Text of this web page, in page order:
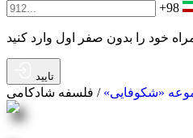
+98
خود را بدون صفر اول وارد کنید
تایید
«شکوفایی» / فلسفه شادکامی